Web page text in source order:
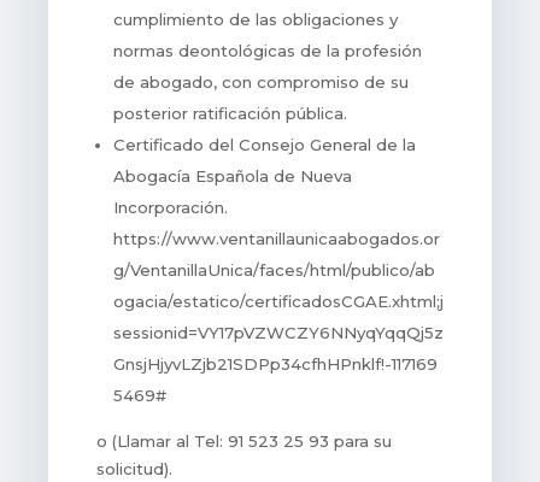
cumplimiento de las obligaciones y
normas deontológicas de la profesión
de abogado, con compromiso de su
posterior ratificación pública.
Certificado del Consejo General de la
Abogacía Española de Nueva
Incorporación.
https://www.ventanillaunicaabogados.or
g/VentanillaUnica/faces/html/publico/ab
ogacia/estatico/certificadosCGAE.xhtml;j
sessionid=VY17pVZWCZY6NNyqYqqQj5z
GnsjHjyvLZjb21SDPp34cfhHPnklf!-117169
5469#
o (Llamar al Tel: 91 523 25 93 para su
solicitud).